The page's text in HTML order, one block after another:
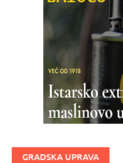
GRADSKA UPRAVA